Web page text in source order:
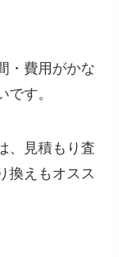
・費用がかな
す。
、見積もり査
換えもオスス